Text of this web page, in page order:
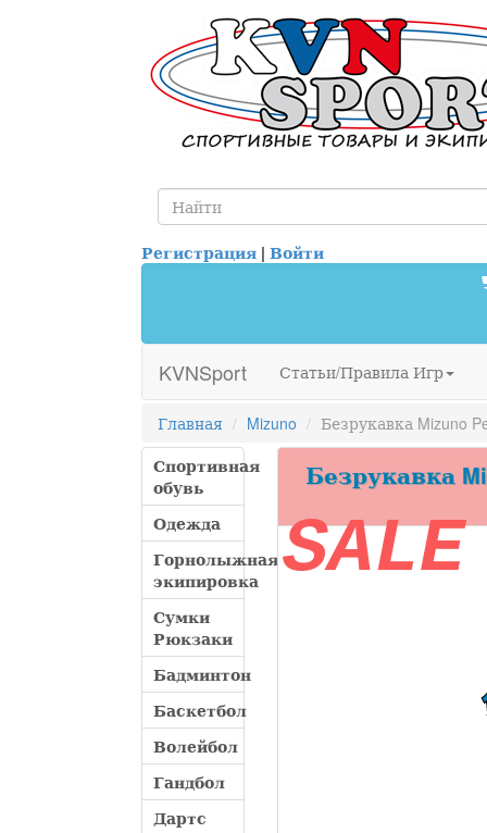
Регистрация | Войти
KVNSport Статьи/Правила Игр
Главная Mizuno
Безрукавка Mizuno
Спортивная
обувь
Одежда
Горнолыжная
экипировка
Сумки
Рюкзаки
Бадминтон
Баскетбол
Волейбол
Гандбол
Дартс
Безрукавка
SALE